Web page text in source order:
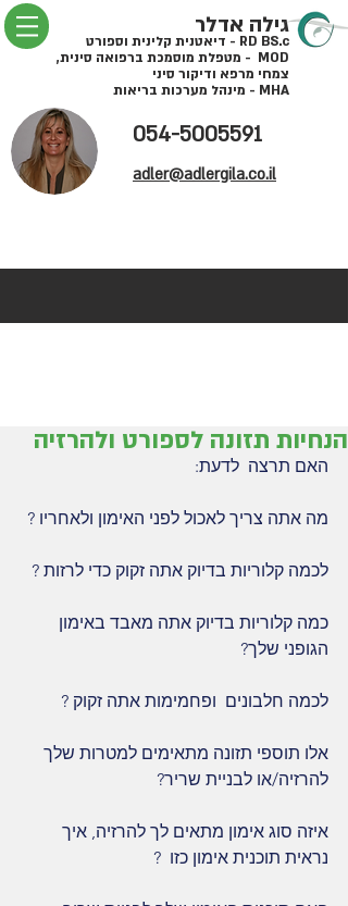
גילה אדלר
RD BS.c - דיאטנית קלינית וספורט
MOD - מטפלת מוסמכת ברפואה סינית,
צמחי מרפא ודיקור סיני
MHA - מינהל מערכות בריאות
054-5005591
adler@adlergila.co.il
הנחיות תזונה לספורט ולהרזיה
האם תרצה  לדעת:
מה אתה צריך לאכול לפני האימון ולאחריו ?
לכמה קלוריות בדיוק אתה זקוק כדי לרזות ?
כמה קלוריות בדיוק אתה מאבד באימון
הגופני שלך?
לכמה חלבונים  ופחמימות אתה זקוק ?
אלו תוספי תזונה מתאימים למטרות שלך
להרזיה/או לבניית שריר?
איזה סוג אימון מתאים לך להרזיה, איך
נראית תוכנית אימון כזו  ?